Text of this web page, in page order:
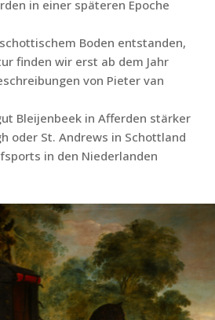
in einer späteren Epoche
Boden entstanden,
finden wir erst ab dem Jahr
von Pieter van
Bleijenbeek in Afferden stärker
oder St. Andrews in Schottland
in den Niederlanden